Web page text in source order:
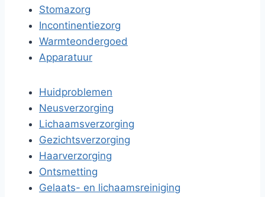
Stomazorg
Incontinentiezorg
Warmteondergoed
Apparatuur
Huidproblemen
Neusverzorging
Lichaamsverzorging
Gezichtsverzorging
Haarverzorging
Ontsmetting
Gelaats- en lichaamsreiniging